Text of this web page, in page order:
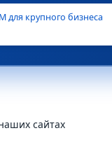
для крупного бизнеса
сайтах